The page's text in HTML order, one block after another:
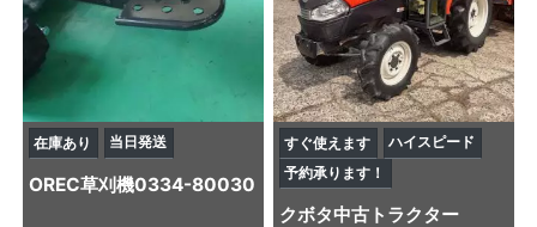
在庫あり 当日発送
OREC草刈機0334-80030
すぐ使えます
ハイスピード
予約承ります！
クボタ中古トラクター